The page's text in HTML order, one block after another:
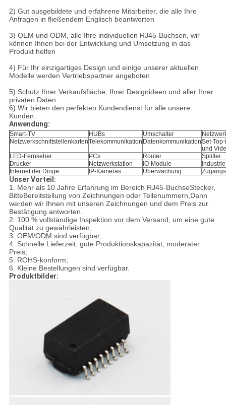
2) Gut ausgebildete und erfahrene Mitarbeiter, die alle Ihre
Anfragen in fließendem Englisch beantworten
3) OEM und ODM, alle Ihre individuellen RJ45-Buchsen, wir
können Ihnen bei der Entwicklung und Umsetzung in das
Produkt helfen
4) Für Ihr einzigartiges Design und einige unserer aktuellen
Modelle werden Vertriebspartner angeboten
5) Schutz Ihrer Verkaufsfläche, Ihrer Designideen und aller Ihrer
privaten Daten
6) Wir bieten den perfekten Kundendienst für alle unsere
Kunden.
Anwendung:
Smart-TV HUBs Umschalter
NetzwerkschnittstellenkartenTelekommunikation DatenkommunikationSet-
und
LED-Fernseher
PCs Router
Splitter
Drucker
Netzwerkstation IO-Module
Internet der Dinge
IP-Kameras Überwachung
Unser Vorteil:
1. Mehr als 10 Jahre Erfahrung im Bereich RJ45-BuchseStecker,
BitteBereitstellung von Zeichnungen oder Teilenummern,Dann
werden wir Ihnen mit unseren Zeichnungen und dem Preis zur
Bestätigung antworten.
2. 100 % vollständige Inspektion vor dem Versand, um eine gute
Qualität zu gewährleisten;
3. OEM/ODM sind verfügbar;
4. Schnelle Lieferzeit, gute Produktionskapazität, moderater
Preis;
5. ROHS-konform;
6. Kleine Bestellungen sind verfügbar.
Produktbilder: